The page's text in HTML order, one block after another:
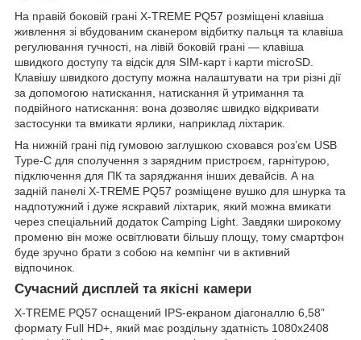
На правій боковій грані X-TREME PQ57 розміщені клавіша
живлення зі вбудованим сканером відбитку пальця та клавіша
регулювання гучності, на лівій боковій грані — клавіша
швидкого доступу та відсік для SIM-карт і карти microSD.
Клавішу швидкого доступу можна налаштувати на три різні дії
за допомогою натискання, натискання й утримання та
подвійного натискання: вона дозволяє швидко відкривати
застосунки та вмикати ярлики, наприклад ліхтарик.
На нижній грані під гумовою заглушкою сховався роз’єм USB
Type-C для сполучення з зарядним пристроєм, гарнітурою,
підключення для ПК та заряджання інших девайсів. А на
задній панелі X-TREME PQ57 розміщене вушко для шнурка та
надпотужний і дуже яскравий ліхтарик, який можна вмикати
через спеціальний додаток Camping Light. Завдяки широкому
променю він може освітлювати більшу площу, тому смартфон
буде зручно брати з собою на кемпінг чи в активний
відпочинок.
Сучасний дисплей та якісні камери
X-TREME PQ57 оснащений IPS-екраном діагоналлю 6,58”
формату Full HD+, який має роздільну здатність 1080х2408